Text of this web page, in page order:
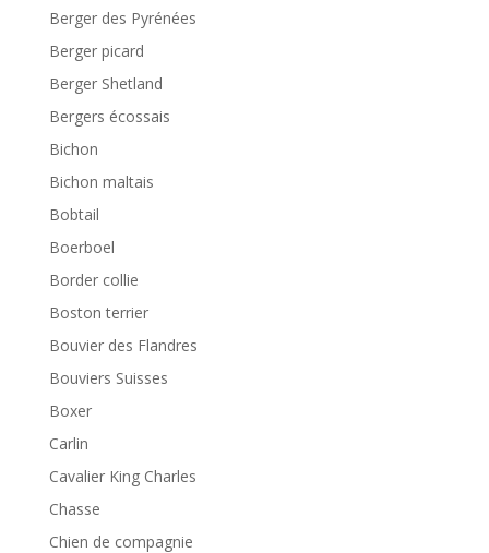
Berger des Pyrénées
Berger picard
Berger Shetland
Bergers écossais
Bichon
Bichon maltais
Bobtail
Boerboel
Border collie
Boston terrier
Bouvier des Flandres
Bouviers Suisses
Boxer
Carlin
Cavalier King Charles
Chasse
Chien de compagnie